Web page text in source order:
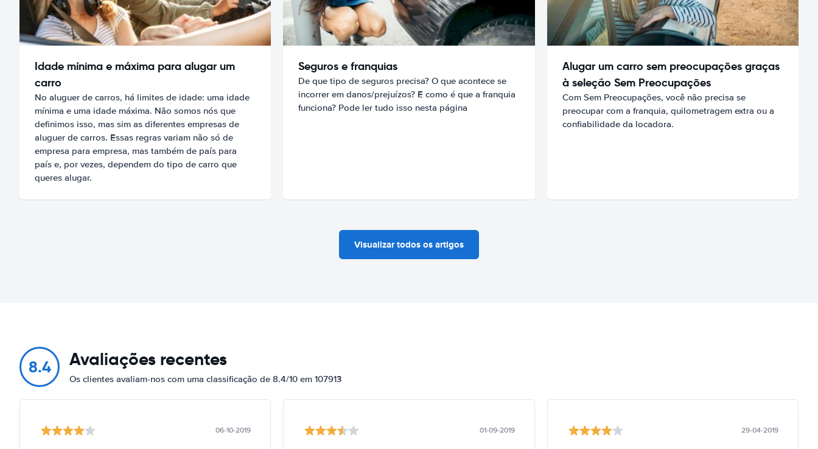
Idade mínima e máxima para alugar um
carro
No aluguer de carros, há limites de idade: uma idade
mínima e uma idade máxima. Não somos nós que
definimos isso, mas sim as diferentes empresas de
aluguer de carros. Essas regras variam não só de
empresa para empresa, mas também de país para
país e, por vezes, dependem do tipo de carro que
queres alugar.
Seguros e franquias
De que tipo de seguros precisa? O que acontece se
incorrer em danos/prejuízos? E como é que a franquia
funciona? Pode ler tudo isso nesta página
Alugar um carro sem preocupações graças
à seleção Sem Preocupações
Com Sem Preocupações, você não precisa se
preocupar com a franquia, quilometragem extra ou a
confiabilidade da locadora.
Visualizar todos os artigos
8.4 Avaliações recentes
Os clientes avaliam-nos com uma classificação de 8.4/10 em 107913
06-10-2019 01-09-2019 29-04-2019